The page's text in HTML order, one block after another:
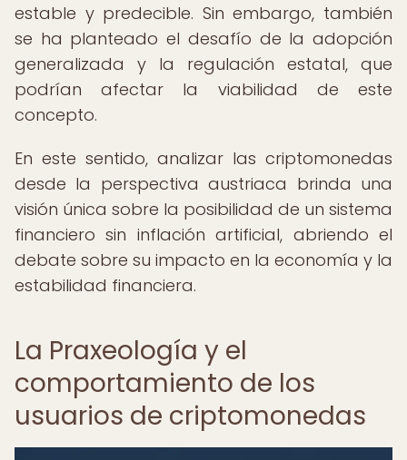
estable y predecible. Sin embargo, también
se ha planteado el desafío de la adopción
generalizada y la regulación estatal, que
podrían afectar la viabilidad de este
concepto.
En este sentido, analizar las criptomonedas
desde la perspectiva austriaca brinda una
visión única sobre la posibilidad de un sistema
financiero sin inflación artificial, abriendo el
debate sobre su impacto en la economía y la
estabilidad financiera.
La Praxeología y el
comportamiento de los
usuarios de criptomonedas